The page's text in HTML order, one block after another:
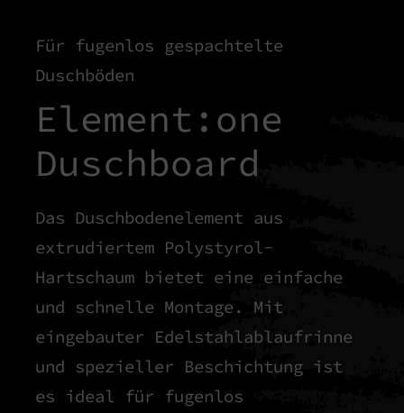
Für fugenlos gespachtelte
Duschböden
Element:one
Duschboard
Das Duschbodenelement aus
extrudiertem Polystyrol-
Hartschaum bietet eine einfache
und schnelle Montage. Mit
eingebauter Edelstahlablaufrinne
und spezieller Beschichtung ist
es ideal für fugenlos